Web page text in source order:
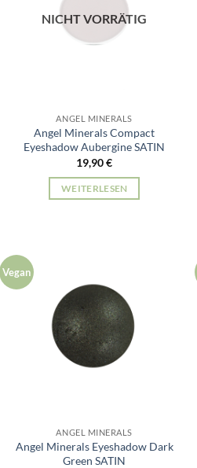
NICHT VORRÄTIG
ANGEL MINERALS
Angel Minerals Compact
Eyeshadow Aubergine SATIN
19,90€
WEITERLESEN
Vegan
ANGEL MINERALS
Angel Minerals Eyeshadow Dark
Green SATIN